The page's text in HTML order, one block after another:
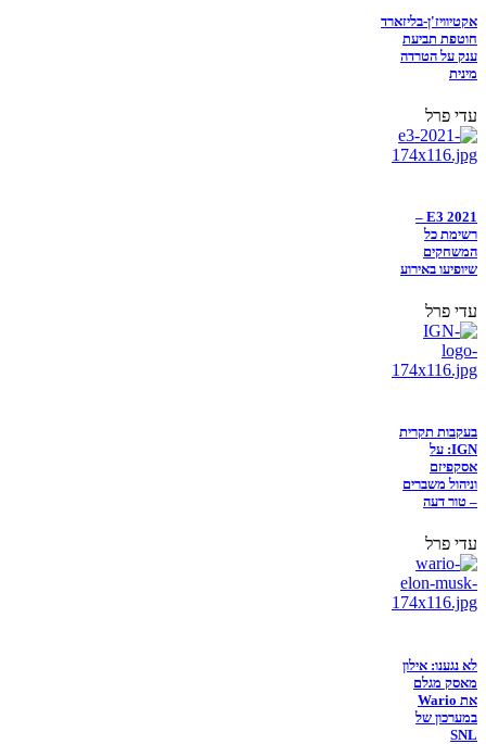
אקטיוויז'ן-בליזארד
חוטפת תביעת
ענק על הטרדה
מינית
עדי פרל
E3 2021 –
רשימת כל
המשחקים
שיופיעו באירוע
עדי פרל
בעקבות תקרית
IGN: על
אסקפיזם
וניהול משברים
– טור דעה
עדי פרל
לא נגענו: אילון
מאסק מגלם
את Wario
במערכון של
SNL